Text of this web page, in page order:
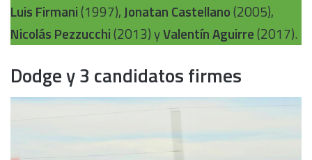
Luis Firmani(1997),Jonatan Castellano(2005),
Nicolás Pezzucchi(2013) yValentín Aguirre(2017).
Dodge y 3 candidatos firmes